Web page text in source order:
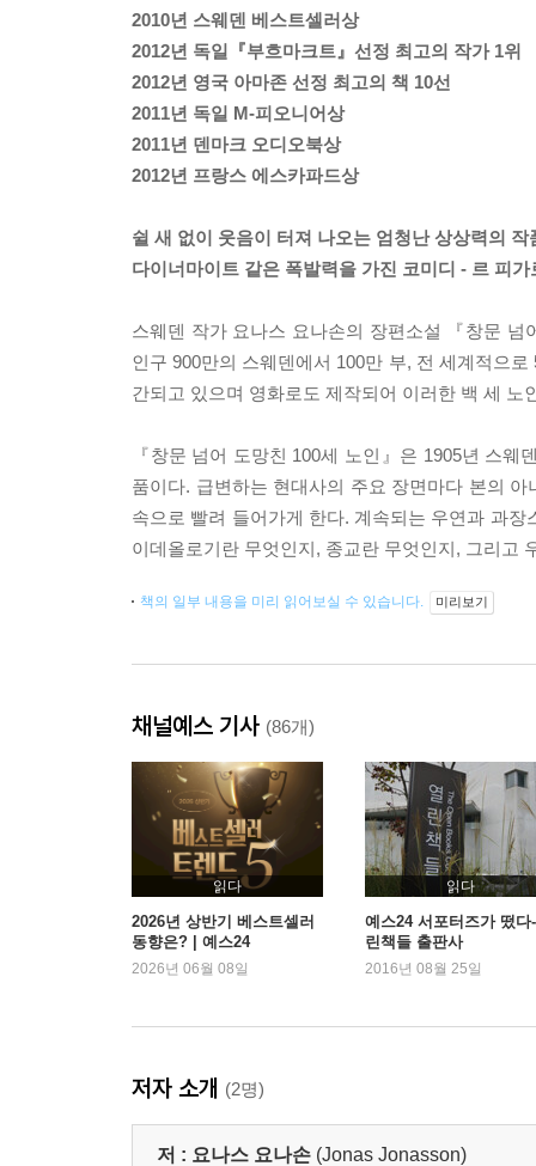
2010년 스웨덴 베스트셀러상
2012년 독일『부흐마크트』선정 최고의 작가 1위
2012년 영국 아마존 선정 최고의 책 10선
2011년 독일 M-피오니어상
2011년 덴마크 오디오북상
2012년 프랑스 에스카파드상
쉴 새 없이 웃음이 터져 나오는 엄청난 상상력의 작
다이너마이트 같은 폭발력을 가진 코미디 - 르 피가
스웨덴 작가 요나스 요나손의 장편소설 『창문
인구 900만의 스웨덴에서 100만 부, 전 세계적으
간되고 있으며 영화로도 제작되어 이러한 백 세 노
『창문 넘어 도망친 100세 노인』은 1905년 스
품이다. 급변하는 현대사의 주요 장면마다 본의
속으로 빨려 들어가게 한다. 계속되는 우연과 과
이데올로기란 무엇인지, 종교란 무엇인지, 그리고
책의 일부 내용을 미리 읽어보실 수 있습니다. 미리보기
채널예스 기사 (86개)
읽다
2026년 상반기 베스트셀러
동향은? | 예스24
2026년 06월 08일
읽다
예스24 서포터즈가 떴다
린책들 출판사
2016년 08월 25일
저자 소개 (2명)
저 : 요나스 요나손 (Jonas Jonasson)